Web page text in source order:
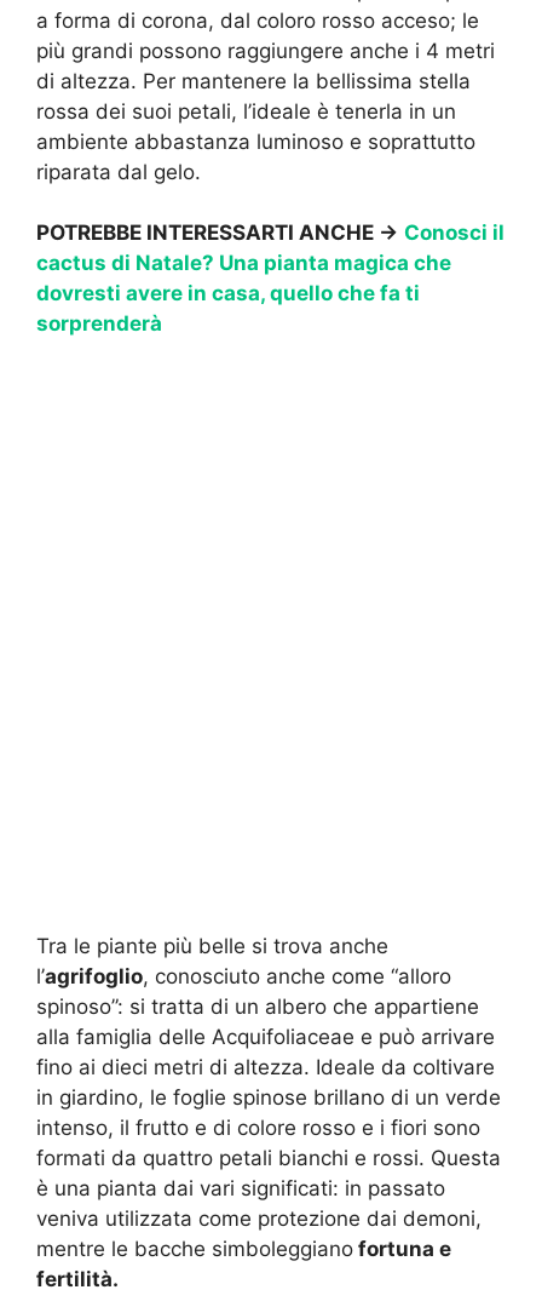
a forma di corona, dal coloro rosso acceso; le
più grandi possono raggiungere anche i 4 metri
di altezza. Per mantenere la bellissima stella
rossa dei suoi petali, l’ideale è tenerla in un
ambiente abbastanza luminoso e soprattutto
riparata dal gelo.
POTREBBE INTERESSARTI ANCHE -> Conosci il
cactus di Natale? Una pianta magica che
dovresti avere in casa, quello che fa ti
sorprenderà
Tra le piante più belle si trova anche
l’agrifoglio, conosciuto anche come “alloro
spinoso”: si tratta di un albero che appartiene
alla famiglia delle Acquifoliaceae e può arrivare
fino ai dieci metri di altezza. Ideale da coltivare
in giardino, le foglie spinose brillano di un verde
intenso, il frutto e di colore rosso e i fiori sono
formati da quattro petali bianchi e rossi. Questa
è una pianta dai vari significati: in passato
veniva utilizzata come protezione dai demoni,
mentre le bacche simboleggiano fortuna e
fertilità.